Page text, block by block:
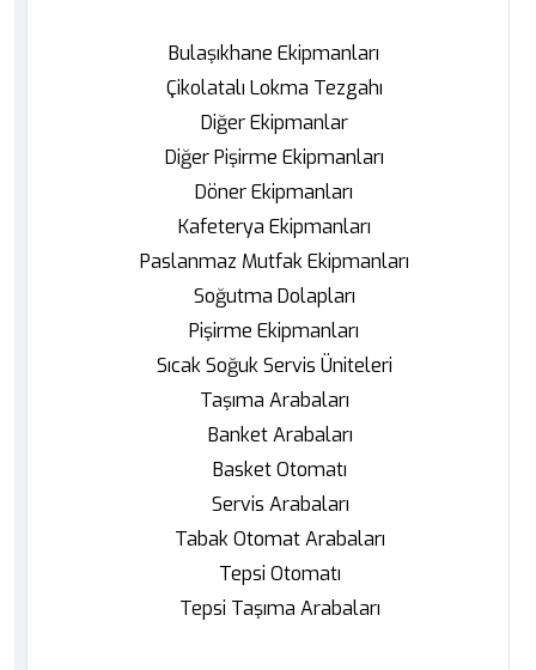
Bulaşıkhane Ekipmanları
Çikolatalı Lokma Tezgahı
Diğer Ekipmanlar
Diğer Pişirme Ekipmanları
Döner Ekipmanları
Kafeterya Ekipmanları
Paslanmaz Mutfak Ekipmanları
Soğutma Dolapları
Pişirme Ekipmanları
Sıcak Soğuk Servis Üniteleri
Taşıma Arabaları
Banket Arabaları
Basket Otomatı
Servis Arabaları
Tabak Otomat Arabaları
Tepsi Otomatı
Tepsi Taşıma Arabaları